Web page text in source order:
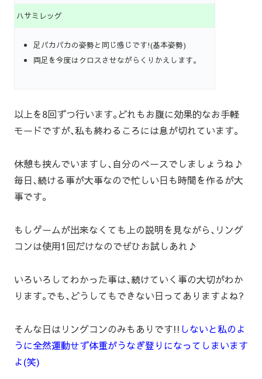
ハサミレッグ
足パカパカの姿勢と同じ感じです!(基本姿勢)
両足を今度はクロスさせながらくりかえします｡
以上を8回ずつ行います｡どれもお腹に効果的なお手軽
モードですが､私も終わるころには息が切れています｡
休憩も挟んでいますし､自分のペースでしましょうね♪
毎日､続ける事が大事なので忙しい日も時間を作るが大
事です｡
もしゲームが出来なくても上の説明を見ながら､リング
コンは使用1回だけなのでぜひお試しあれ♪
いろいろしてわかった事は､続けていく事の大切がわか
ります｡でも､どうしてもできない日ってありますよね?
そんな日はリングコンのみもありです!! しないと私のよ
うに全然運動せず体重がうなぎ登りになってしまいます
よ(笑)